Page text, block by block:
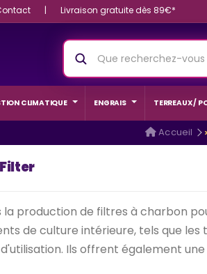
| Livraison gratuite dès 89€*
CLIMATIQUE ENGRAIS TERREAUX /
Accueil
production de filtres à charbon
de culture intérieure, tels que
Ils offrent également